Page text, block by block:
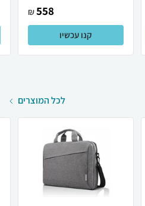
558
₪
קנו עכשיו
לכל המוצרים